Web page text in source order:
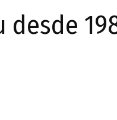
desde